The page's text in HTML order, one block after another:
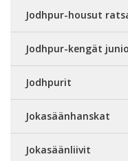
Jodhpur-housut
Jodhpur-kengät
Jodhpurit
Jokasäänhanskat
Jokasäänliivit